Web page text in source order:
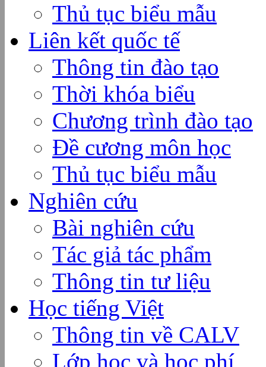
Thủ tục biểu mẫu
Liên kết quốc tế
Thông tin đào tạo
Thời khóa biểu
Chương trình đào tạo
Đề cương môn học
Thủ tục biểu mẫu
Nghiên cứu
Bài nghiên cứu
Tác giả tác phẩm
Thông tin tư liệu
Học tiếng Việt
Thông tin về CALV
Lớp học và học phí